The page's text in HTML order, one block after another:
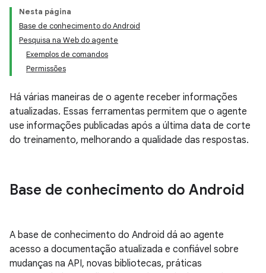
Nesta página
Base de conhecimento do Android
Pesquisa na Web do agente
Exemplos de comandos
Permissões
Há várias maneiras de o agente receber informações
atualizadas. Essas ferramentas permitem que o agente
use informações publicadas após a última data de corte
do treinamento, melhorando a qualidade das respostas.
Base de conhecimento do Android
A base de conhecimento do Android dá ao agente
acesso a documentação atualizada e confiável sobre
mudanças na API, novas bibliotecas, práticas